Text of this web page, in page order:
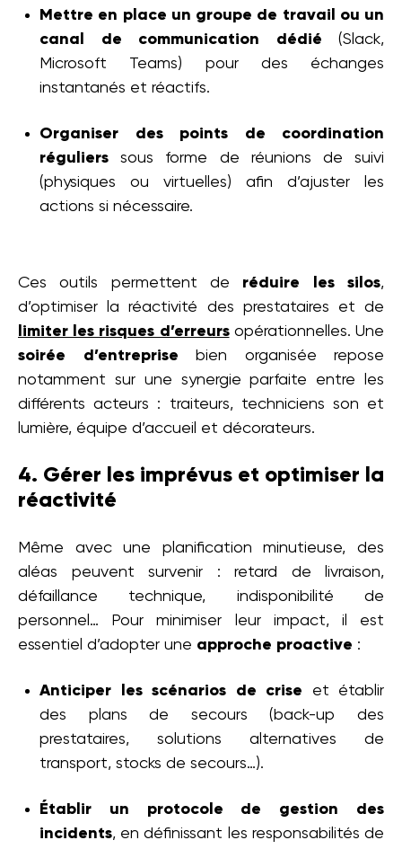
Mettre en place un groupe de travail ou un
canal de communication dédié (Slack,
Microsoft Teams) pour des échanges
instantanés et réactifs.
Organiser des points de coordination
réguliers sous forme de réunions de suivi
(physiques ou virtuelles) afin d’ajuster les
actions si nécessaire.
Ces outils permettent de réduire les silos,
d’optimiser la réactivité des prestataires et de
limiter les risques d’erreursopérationnelles. Une
soirée d’entreprise bien organisée repose
notamment sur une synergie parfaite entre les
différents acteurs : traiteurs, techniciens son et
lumière, équipe d’accueil et décorateurs.
4. Gérer les imprévus et optimiser la
réactivité
Même avec une planification minutieuse, des
aléas peuvent survenir : retard de livraison,
défaillance technique, indisponibilité de
personnel… Pour minimiser leur impact, il est
essentiel d’adopter une approche proactive :
Anticiper les scénarios de crise et établir
des plans de secours (back-up des
prestataires, solutions alternatives de
transport, stocks de secours…).
Établir un protocole de gestion des
incidents, en définissant les responsabilités de